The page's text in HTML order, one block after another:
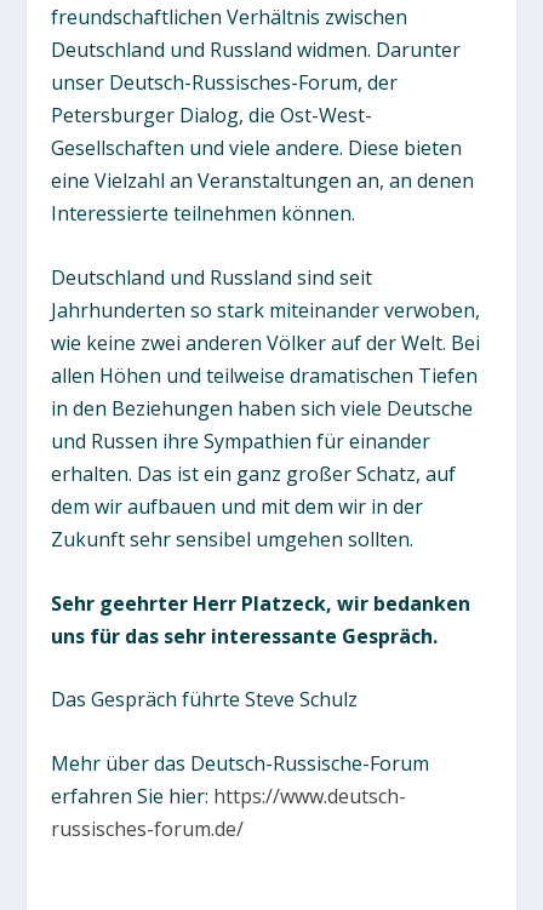
freundschaftlichen Verhältnis zwischen
Deutschland und Russland widmen. Darunter
unser Deutsch-Russisches-Forum, der
Petersburger Dialog, die Ost-West-
Gesellschaften und viele andere. Diese bieten
eine Vielzahl an Veranstaltungen an, an denen
Interessierte teilnehmen können.
Deutschland und Russland sind seit
Jahrhunderten so stark miteinander verwoben,
wie keine zwei anderen Völker auf der Welt. Bei
allen Höhen und teilweise dramatischen Tiefen
in den Beziehungen haben sich viele Deutsche
und Russen ihre Sympathien für einander
erhalten. Das ist ein ganz großer Schatz, auf
dem wir aufbauen und mit dem wir in der
Zukunft sehr sensibel umgehen sollten.
Sehr geehrter Herr Platzeck, wir bedanken
uns für das sehr interessante Gespräch.
Das Gespräch führte Steve Schulz
Mehr über das Deutsch-Russische-Forum
erfahren Sie hier: https://www.deutsch-
russisches-forum.de/